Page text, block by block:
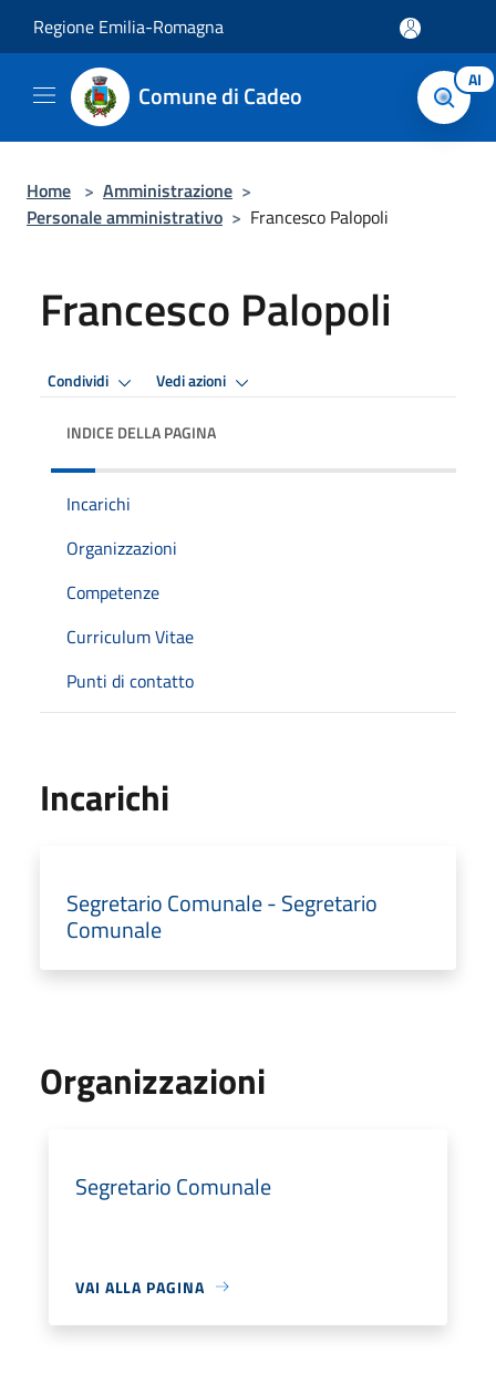
Regione Emilia-Romagna
Comune di Cadeo AI
Home > Amministrazione >
Personale amministrativo > Francesco Palopoli
Francesco Palopoli
Condividi Vedi azioni
INDICE DELLA PAGINA
Incarichi
Organizzazioni
Competenze
Curriculum Vitae
Punti di contatto
Incarichi
Segretario Comunale - Segretario
Comunale
Organizzazioni
Segretario Comunale
VAI ALLA PAGINA